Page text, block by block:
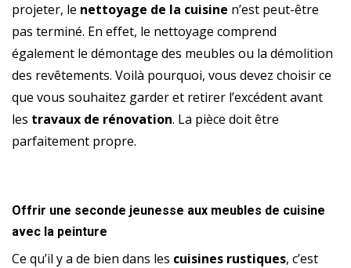
projeter, le nettoyage de la cuisine n’est peut-être
pas terminé. En effet, le nettoyage comprend
également le démontage des meubles ou la démolition
des revêtements. Voilà pourquoi, vous devez choisir ce
que vous souhaitez garder et retirer l’excédent avant
les travaux de rénovation. La pièce doit être
parfaitement propre.
Offrir une seconde jeunesse aux meubles de cuisine
avec la peinture
Ce qu’il y a de bien dans les cuisines rustiques, c’est